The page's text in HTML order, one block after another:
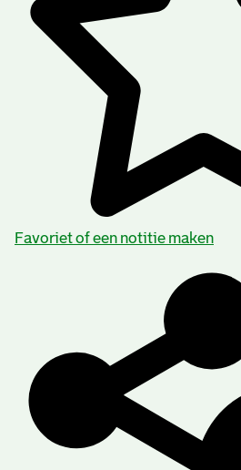
Favoriet of een notitie maken